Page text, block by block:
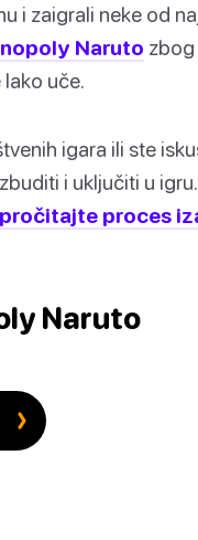
i zaigrali neke od
Naruto
uče.
igara ili ste
i uključiti u igru.
proces
Naruto